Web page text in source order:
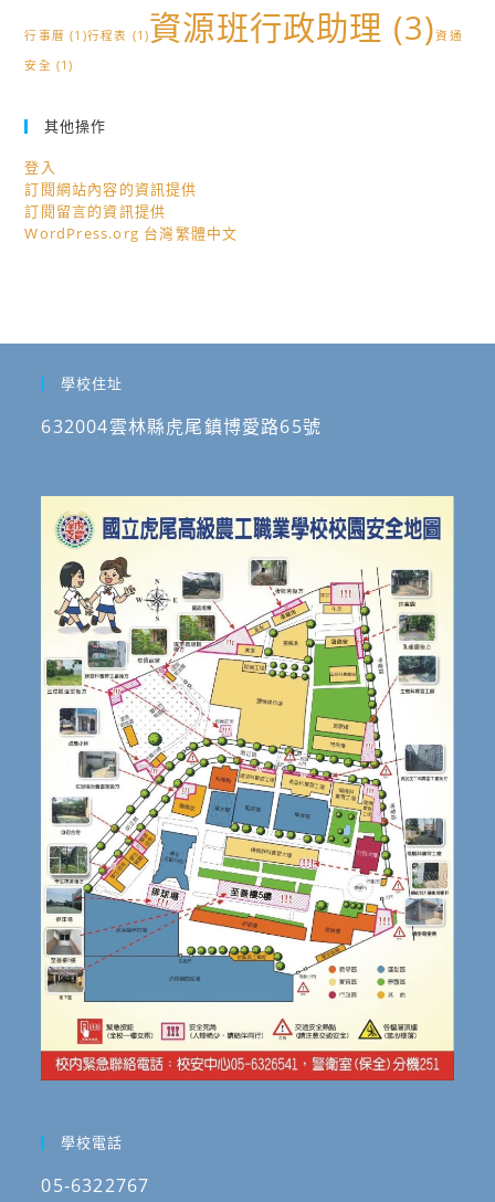
行事曆 (1)行程表 (1)資源班行政助理 (3)資通
安全 (1)
其他操作
登入
訂閱網站內容的資訊提供
訂閱留言的資訊提供
WordPress.org 台灣繁體中文
學校住址
632004雲林縣虎尾鎮博愛路65號
學校電話
05-6322767